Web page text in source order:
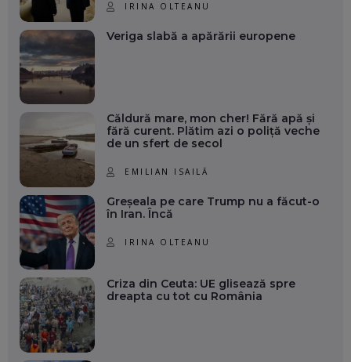
IRINA OLTEANU
Veriga slabă a apărării europene
Căldură mare, mon cher! Fără apă și
fără curent. Plătim azi o poliță veche
de un sfert de secol
EMILIAN ISAILĂ
Greșeala pe care Trump nu a făcut-o
în Iran. Încă
IRINA OLTEANU
Criza din Ceuta: UE glisează spre
dreapta cu tot cu România